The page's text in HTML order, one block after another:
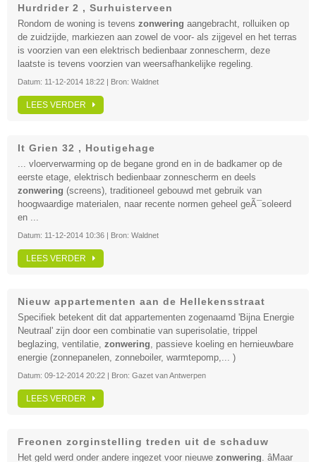
Hurdrider 2 , Surhuisterveen
Rondom de woning is tevens zonwering aangebracht, rolluiken op
de zuidzijde, markiezen aan zowel de voor- als zijgevel en het terras
is voorzien van een elektrisch bedienbaar zonnescherm, deze
laatste is tevens voorzien van weersafhankelijke regeling.
Datum: 11-12-2014 18:22 | Bron: Waldnet
LEES VERDER
It Grien 32 , Houtigehage
... vloerverwarming op de begane grond en in de badkamer op de
eerste etage, elektrisch bedienbaar zonnescherm en deels
zonwering (screens), traditioneel gebouwd met gebruik van
hoogwaardige materialen, naar recente normen geheel geÃ¯soleerd
en ...
Datum: 11-12-2014 10:36 | Bron: Waldnet
LEES VERDER
Nieuw appartementen aan de Hellekensstraat
Specifiek betekent dit dat appartementen zogenaamd 'Bijna Energie
Neutraal' zijn door een combinatie van superisolatie, trippel
beglazing, ventilatie, zonwering, passieve koeling en hernieuwbare
energie (zonnepanelen, zonneboiler, warmtepomp,... )
Datum: 09-12-2014 20:22 | Bron: Gazet van Antwerpen
LEES VERDER
Freonen zorginstelling treden uit de schaduw
Het geld werd onder andere ingezet voor nieuwe zonwering. âMaar